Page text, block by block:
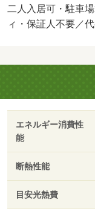
し・駐輪場：有/定
二人入居可・駐車
ィ・保証人不要／
エネルギー消費性
能
断熱性能
目安光熱費